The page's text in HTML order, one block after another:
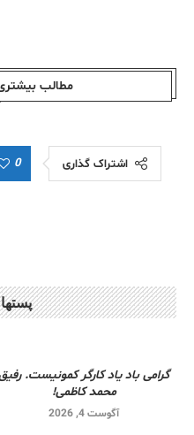
مطالب
اشتراک گذاری 0
گرامی باد یاد کارگر کمونیست.
محمد کاظمی!
آگوست 4, 2026